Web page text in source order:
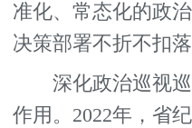
准化、常态化的政
决策部署不折不扣落
深化政治巡视巡
作用。2022年，省